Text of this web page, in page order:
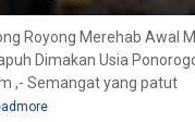
Royong Merehab Awal
Dimakan Usia
,- Semangat yang patut